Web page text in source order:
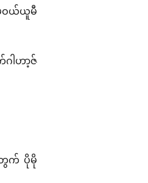
ဝယ်ယူမီ
ဂါဟာ့ဇ်
တွက် ပိုမို